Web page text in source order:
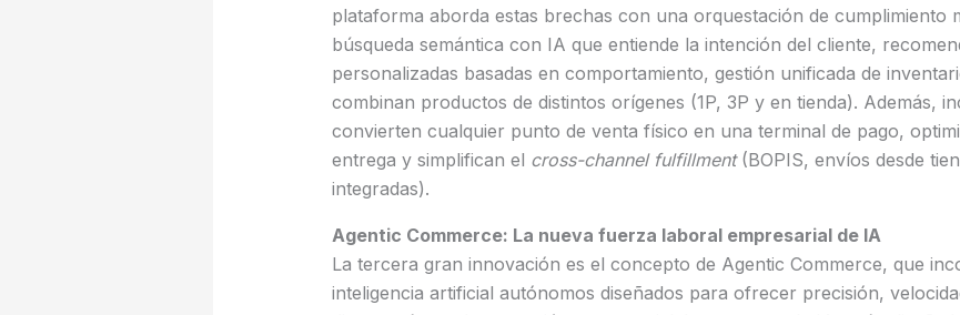
plataforma aborda estas brechas con una orquestación de cumplimiento
búsqueda semántica con IA que entiende la intención del cliente,
personalizadas basadas en comportamiento, gestión unificada de
combinan productos de distintos orígenes (1P, 3P y en tienda). Además,
convierten cualquier punto de venta físico en una terminal de pago,
entrega y simplifican el cross-channel fulfillment(BOPIS, envíos desde
integradas).
Agentic Commerce: La nueva fuerza laboral empresarial de IA
La tercera gran innovación es el concepto de Agentic Commerce, que
inteligencia artificial autónomos diseñados para ofrecer precisión,